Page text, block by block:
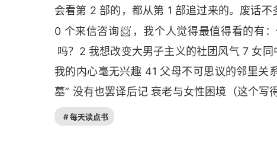
15. 我担心自己能否照料好母亲
第三章 丈夫真讨厌！
16. 退休的丈夫限制了我
会看第 2 部的，都从第 1 部追过来的。废话
0 个来信咨询📨 ，我个人觉得最值得看的有
吗？2 我想改变大男子主义的社团风气 7 女同
我的内心毫无兴趣 41 父母不可思议的邻里关
墓” 没有也罢译后记 衰老与女性困境（这个写
# 每天读点书